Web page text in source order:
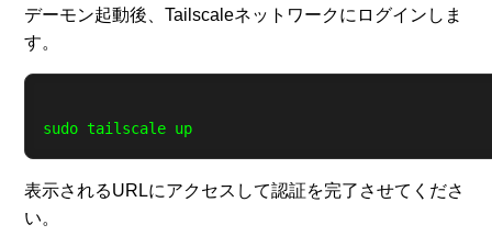
デーモン起動後、Tailscaleネットワークにログインしま
す。
表示されるURLにアクセスして認証を完了させてくださ
い。